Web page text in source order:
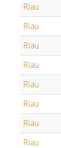
Riau
Riau
Riau
Riau
Riau
Riau
Riau
Riau